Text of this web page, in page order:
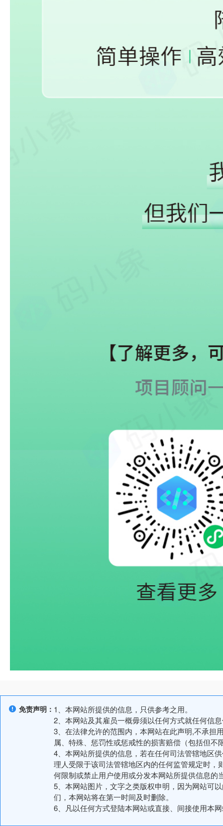
免责声明： 1、本网站所提供的信息，只供参考之用。
2、本网站及其雇员一概毋须以任何方式就任何信
3、在法律允许的范围内，本网站在此声明,不承担
属、特殊、惩罚性或惩戒性的损害赔偿（包括但
4、本网站所提供的信息，若在任何司法管辖地区
理人受限于该司法管辖地区内的任何监管规定时
何限制或禁止用户使用或分发本网站所提供信息的
5、本网站图片，文字之类版权申明，因为网站可
们，本网站将在第一时间及时删除。
6、凡以任何方式登陆本网站或直接、间接使用本